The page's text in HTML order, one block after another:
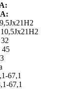
9,5Jx21H2
10,5Jx21H2
32
45
67,1
67,1